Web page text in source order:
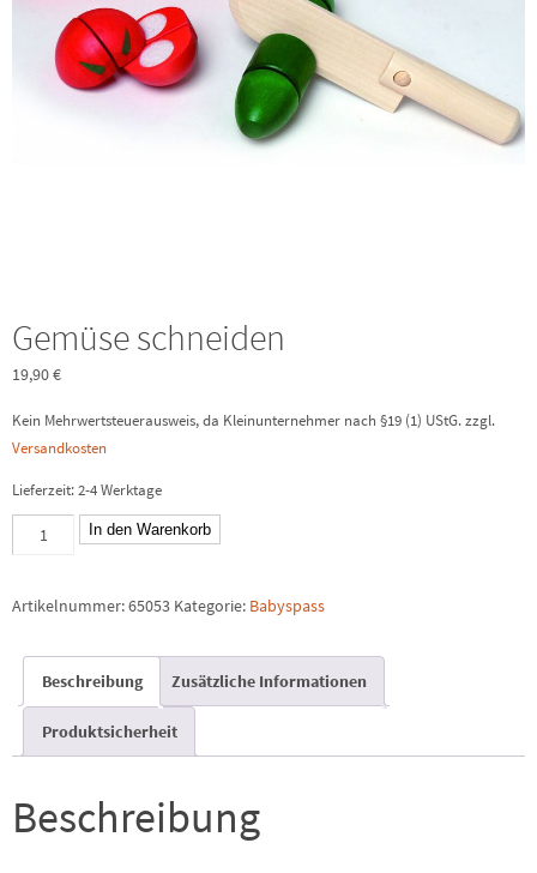
Gemüse schneiden
19,90€
Kein Mehrwertsteuerausweis, da Kleinunternehmer nach §19 (1) UStG.zzgl.
Versandkosten
Lieferzeit:2-4 Werktage
Gemüse
schneiden
In den Warenkorb
Artikelnummer:65053 Kategorie: Babyspass
Beschreibung Zusätzliche Informationen
Produktsicherheit
Beschreibung